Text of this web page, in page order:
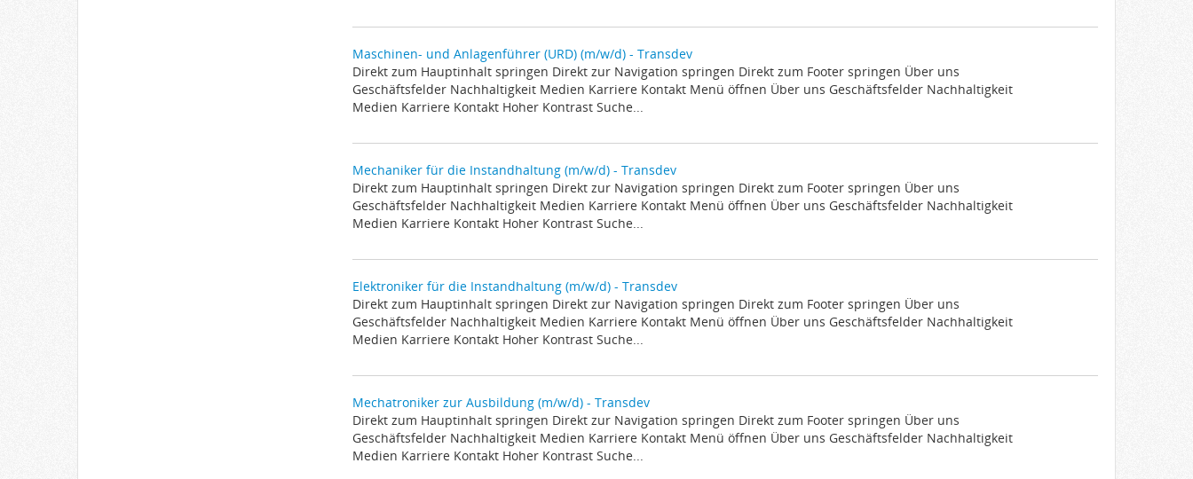
Maschinen- und Anlagenführer (URD) (m/w/d) - Transdev
Direkt zum Hauptinhalt springen Direkt zur Navigation springen Direkt zum Footer springen Über uns
Geschäftsfelder Nachhaltigkeit Medien Karriere Kontakt Menü öffnen Über uns Geschäftsfelder Nachhaltigkeit
Medien Karriere Kontakt Hoher Kontrast Suche...
Mechaniker für die Instandhaltung (m/w/d) - Transdev
Direkt zum Hauptinhalt springen Direkt zur Navigation springen Direkt zum Footer springen Über uns
Geschäftsfelder Nachhaltigkeit Medien Karriere Kontakt Menü öffnen Über uns Geschäftsfelder Nachhaltigkeit
Medien Karriere Kontakt Hoher Kontrast Suche...
Elektroniker für die Instandhaltung (m/w/d) - Transdev
Direkt zum Hauptinhalt springen Direkt zur Navigation springen Direkt zum Footer springen Über uns
Geschäftsfelder Nachhaltigkeit Medien Karriere Kontakt Menü öffnen Über uns Geschäftsfelder Nachhaltigkeit
Medien Karriere Kontakt Hoher Kontrast Suche...
Mechatroniker zur Ausbildung (m/w/d) - Transdev
Direkt zum Hauptinhalt springen Direkt zur Navigation springen Direkt zum Footer springen Über uns
Geschäftsfelder Nachhaltigkeit Medien Karriere Kontakt Menü öffnen Über uns Geschäftsfelder Nachhaltigkeit
Medien Karriere Kontakt Hoher Kontrast Suche...